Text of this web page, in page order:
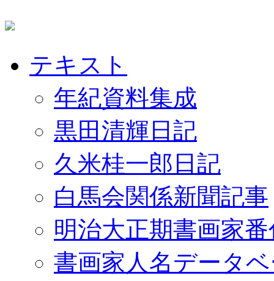
テキスト
年紀資料集成
黒田清輝日記
久米桂一郎日記
白馬会関係新聞記事
明治大正期書画家
書画家人名データ